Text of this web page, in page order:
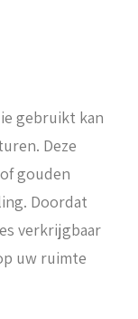
gebruikt kan
Deze
gouden
Doordat
verkrijgbaar
uw ruimte